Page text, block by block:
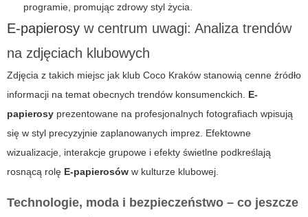
programie, promując zdrowy styl życia.
E-papierosy w centrum uwagi: Analiza trendów
na zdjęciach klubowych
Zdjęcia z takich miejsc jak klub Coco Kraków stanowią cenne źródło
informacji na temat obecnych trendów konsumenckich. E-
papierosy prezentowane na profesjonalnych fotografiach wpisują
się w styl precyzyjnie zaplanowanych imprez. Efektowne
wizualizacje, interakcje grupowe i efekty świetlne podkreślają
rosnącą rolę E-papierosów w kulturze klubowej.
Technologie, moda i bezpieczeństwo – co jeszcze